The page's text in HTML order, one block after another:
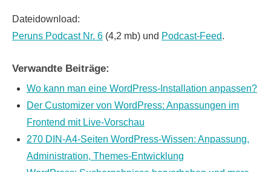
Dateidownload:
Peruns Podcast Nr. 6 (4,2 mb) und Podcast-Feed.
Verwandte Beiträge:
Wo kann man eine WordPress-Installation anpassen?
Der Customizer von WordPress: Anpassungen im
Frontend mit Live-Vorschau
270 DIN-A4-Seiten WordPress-Wissen: Anpassung,
Administration, Themes-Entwicklung